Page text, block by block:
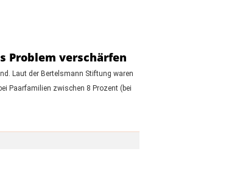
Problem verschärfen
Laut der Bertelsmann Stiftung waren
Paarfamilien zwischen 8 Prozent (bei